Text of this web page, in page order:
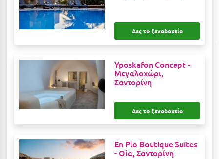
Κάλαμος
Καλαμπάκα
Κάλυμνος
Καμένα Βούρλα
Καρδάμαινα
Καρδαμύλη
Καρπενήσι
Δες το ξενοδοχείο
Yposkafon Concept -
Μεγαλοχώρι,
Σαντορίνη
Δες το ξενοδοχείο
En Plo Boutique Suites
-Οία, Σαντορίνη